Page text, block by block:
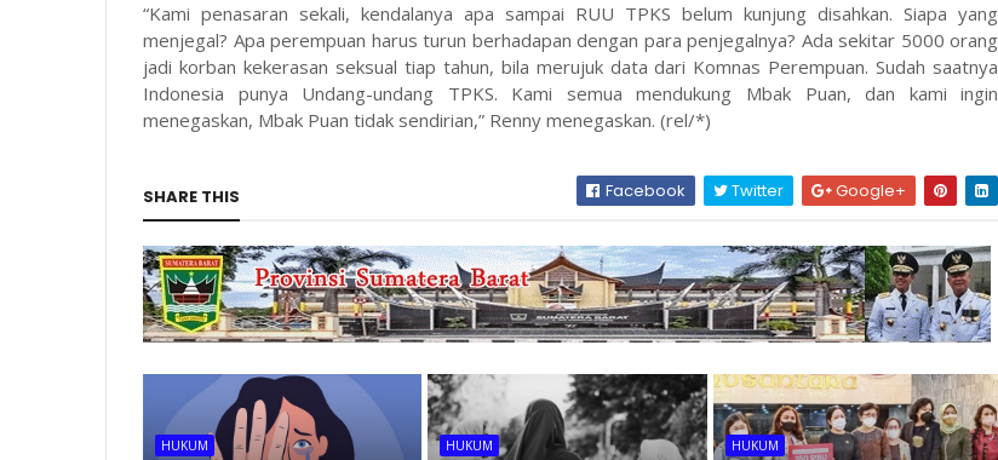
“Kami penasaran sekali, kendalanya apa sampai RUU TPKS belum kunjung disahkan. Siapa yang
menjegal? Apa perempuan harus turun berhadapan dengan para penjegalnya? Ada sekitar 5000 orang
jadi korban kekerasan seksual tiap tahun, bila merujuk data dari Komnas Perempuan. Sudah saatnya
Indonesia punya Undang-undang TPKS. Kami semua mendukung Mbak Puan, dan kami ingin
menegaskan, Mbak Puan tidak sendirian,” Renny menegaskan. (rel/*)
SHARE THIS Facebook Twitter Google+
HUKUM HUKUM HUKUM